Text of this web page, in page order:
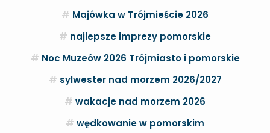
Majówka w Trójmieście 2026
najlepsze imprezy pomorskie
Noc Muzeów 2026 Trójmiasto i pomorskie
sylwester nad morzem 2026/2027
wakacje nad morzem 2026
wędkowanie w pomorskim